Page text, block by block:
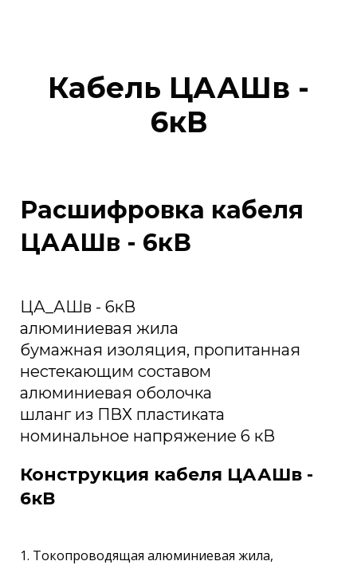
Кабель ЦААШв -
6кВ
Расшифровка кабеля
ЦААШв - 6кВ
ЦА_АШв - 6кВ
алюминиевая жила
бумажная изоляция, пропитанная
нестекающим составом
алюминиевая оболочка
шланг из ПВХ пластиката
номинальное напряжение 6 кВ
Конструкция кабеля ЦААШв -
6кВ
1. Токопроводящая алюминиевая жила,